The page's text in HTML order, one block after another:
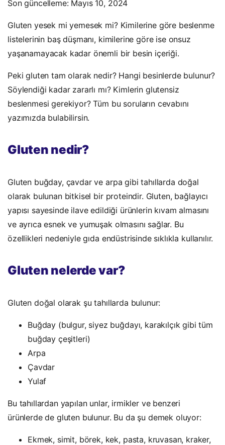
Son güncelleme: Mayıs 10, 2024
Gluten yesek mi yemesek mi? Kimilerine göre beslenme
listelerinin baş düşmanı, kimilerine göre ise onsuz
yaşanamayacak kadar önemli bir besin içeriği.
Peki gluten tam olarak nedir? Hangi besinlerde bulunur?
Söylendiği kadar zararlı mı? Kimlerin glutensiz
beslenmesi gerekiyor? Tüm bu soruların cevabını
yazımızda bulabilirsin.
Gluten nedir?
Gluten buğday, çavdar ve arpa gibi tahıllarda doğal
olarak bulunan bitkisel bir proteindir. Gluten, bağlayıcı
yapısı sayesinde ilave edildiği ürünlerin kıvam almasını
ve ayrıca esnek ve yumuşak olmasını sağlar. Bu
özellikleri nedeniyle gıda endüstrisinde sıklıkla kullanılır.
Gluten nelerde var?
Gluten doğal olarak şu tahıllarda bulunur:
Buğday (bulgur, siyez buğdayı, karakılçık gibi tüm
buğday çeşitleri)
Arpa
Çavdar
Yulaf
Bu tahıllardan yapılan unlar, irmikler ve benzeri
ürünlerde de gluten bulunur. Bu da şu demek oluyor:
Ekmek, simit, börek, kek, pasta, kruvasan, kraker,